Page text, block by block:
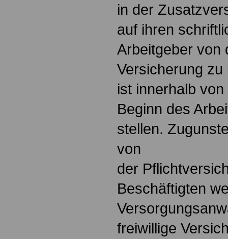
in der
auf ihren
Arbeitgeber von
Versicherung
ist innerhalb
Beginn des
stellen.
von
der
Beschäftigten
freiwillige